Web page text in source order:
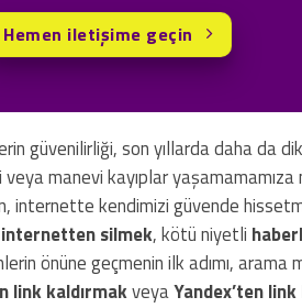
Hemen iletişime geçin
güvenilirliği, son yıllarda daha da
manevi kayıplar yaşamamamıza
internette kendimizi güvende
internetten silmek, kötü niyetli
önüne geçmenin ilk adımı, arama
link kaldırmakveyaYandex’ten